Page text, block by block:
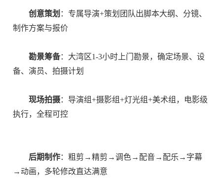
创意策划 ：专属导演+策划团队出脚本大纲、分镜、
制作方案与报价
勘景筹备：大湾区1-3小时上门勘景，确定场景、设
备、演员、拍摄计划
现场拍摄：导演组+摄影组+灯光组+美术组，电影级
执行，全程可控
后期制作：粗剪→精剪→调色→配音→配乐→字幕
→动画，多轮修改直达满意